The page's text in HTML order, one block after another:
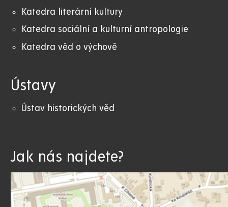
Katedra literární kultury
Katedra sociální a kulturní antropologie
Katedra věd o výchově
Ústavy
Ústav historických věd
Jak nás najdete?